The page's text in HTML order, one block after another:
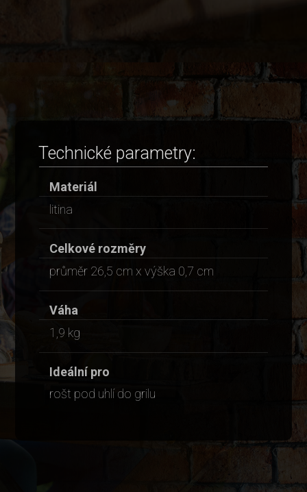
Technické parametry:
Materiál
litina
Celkové rozměry
průměr 26,5 cm x výška 0,7 cm
Váha
1,9 kg
Ideální pro
rošt pod uhlí do grilu